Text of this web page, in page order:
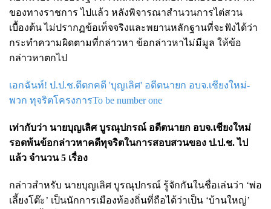
ของทางราชการ ไปแล้ว หลังพิจารณาสำนวนการไต่สวน
เบื้องต้น ไม่ปรากฏข้อเท็จจริงและพยานหลักฐานที่จะฟังได้ว่า
กระทำความผิดตามที่กล่าวหา ข้อกล่าวหาไม่มีมูล ให้ข้อ
กล่าวหาตกไป
เอกฉันท์! ป.ป.ช.ตีตกคดี 'บุญเลิศ' อดีตนายก อบจ.เชียงใหม่-
พวก ทุจริตโครงการTo be number one
เท่ากับว่า นายบุญเลิศ บูรณุปกรณ์ อดีตนายก อบจ.เชียงใหม่
รอดพ้นข้อกล่าวหาคดีทุจริตในการสอบสวนของ ป.ป.ช. ไป
แล้ว จำนวน 5 เรื่อง
กล่าวสำหรับ นายบุญเลิศ บูรณุปกรณ์ รู้จักกันในชื่อเล่นว่า ‘พ่อ
เลี้ยงโต๊ะ’ เป็นนักการเมืองท้องถิ่นที่ถือได้ว่าเป็น ‘บ้านใหญ่’